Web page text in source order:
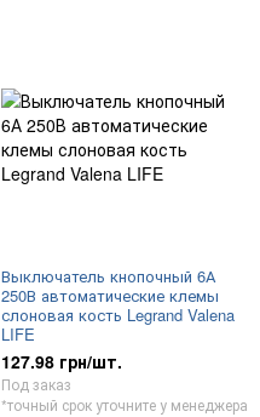
Выключатель кнопочный 6А
250В автоматические клемы
слоновая кость Legrand Valena
LIFE
127.98 грн/шт.
Под заказ
*точный срок уточните у менеджера